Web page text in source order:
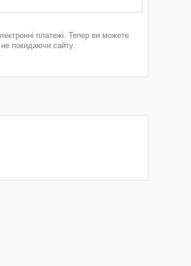
платежі. Тепер ви можете
покидаючи сайту.